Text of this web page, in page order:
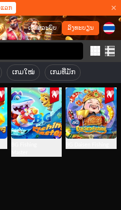
ແລກ
ລົງທະບຽນ
ເຂົ້າສູ່ລະບົບ
ເກມໃໝ່ ເກມທີ່ມັກ